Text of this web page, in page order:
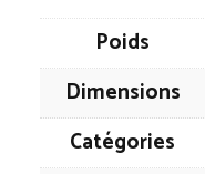
Poids
Dimensions
Catégories